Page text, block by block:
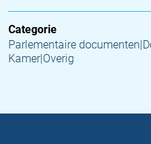
Categorie
Parlementaire
Kamer|Overig